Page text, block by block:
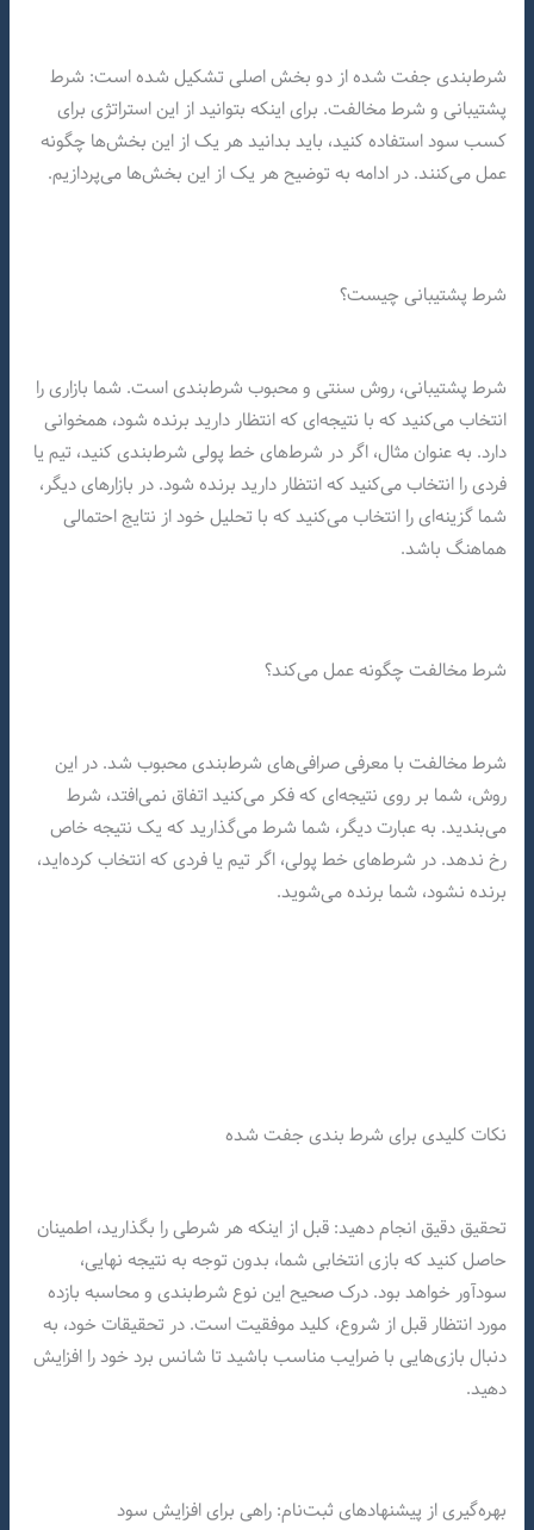
شرط‌بندی جفت شده از دو بخش اصلی تشکیل شده است: شرط
پشتیبانی و شرط مخالفت. برای اینکه بتوانید از این استراتژی برای
کسب سود استفاده کنید، باید بدانید هر یک از این بخش‌ها چگونه
عمل می‌کنند. در ادامه به توضیح هر یک از این بخش‌ها می‌پردازیم.
شرط پشتیبانی چیست؟
شرط پشتیبانی، روش سنتی و محبوب شرط‌بندی است. شما بازاری را
انتخاب می‌کنید که با نتیجه‌ای که انتظار دارید برنده شود، همخوانی
دارد. به عنوان مثال، اگر در شرط‌های خط پولی شرط‌بندی کنید، تیم یا
فردی را انتخاب می‌کنید که انتظار دارید برنده شود. در بازارهای دیگر،
شما گزینه‌ای را انتخاب می‌کنید که با تحلیل خود از نتایج احتمالی
هماهنگ باشد.
شرط مخالفت چگونه عمل می‌کند؟
شرط مخالفت با معرفی صرافی‌های شرط‌بندی محبوب شد. در این
روش، شما بر روی نتیجه‌ای که فکر می‌کنید اتفاق نمی‌افتد، شرط
می‌بندید. به عبارت دیگر، شما شرط می‌گذارید که یک نتیجه خاص
رخ ندهد. در شرط‌های خط پولی، اگر تیم یا فردی که انتخاب کرده‌اید،
برنده نشود، شما برنده می‌شوید.
نکات کلیدی برای شرط بندی جفت شده
تحقیق دقیق انجام دهید: قبل از اینکه هر شرطی را بگذارید، اطمینان
حاصل کنید که بازی انتخابی شما، بدون توجه به نتیجه نهایی،
سودآور خواهد بود. درک صحیح این نوع شرط‌بندی و محاسبه بازده
مورد انتظار قبل از شروع، کلید موفقیت است. در تحقیقات خود، به
دنبال بازی‌هایی با ضرایب مناسب باشید تا شانس برد خود را افزایش
دهید.
بهره‌گیری از پیشنهادهای ثبت‌نام: راهی برای افزایش سود